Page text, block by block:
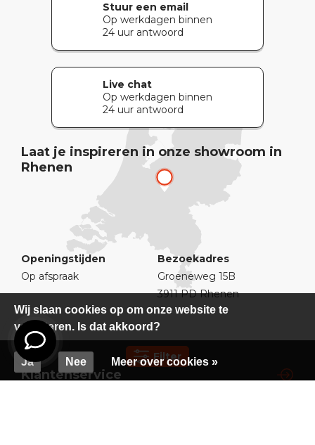
Filter
Stuur een email
Op werkdagen binnen
24 uur antwoord
Live chat
Op werkdagen binnen
24 uur antwoord
Laat je inspireren in onze showroom in
Rhenen
Openingstijden
Op afspraak
Bezoekadres
Groeneweg 15B
3911 PD Rhenen
Klantenservice
Wij slaan cookies op om onze website te
verbeteren. Is dat akkoord?
Ja Nee Meer over cookies »